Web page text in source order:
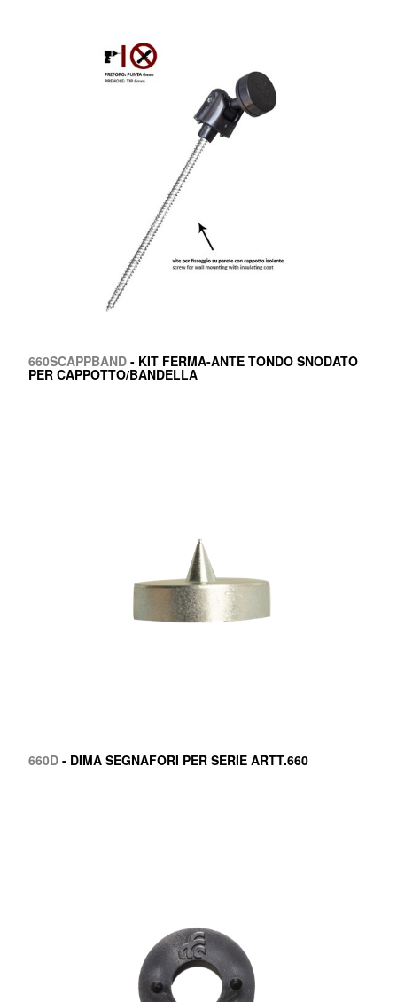
660SCAPPBAND- KIT FERMA-ANTE TONDO SNODATO
PER CAPPOTTO/BANDELLA
660D- DIMA SEGNAFORI PER SERIE ARTT.660